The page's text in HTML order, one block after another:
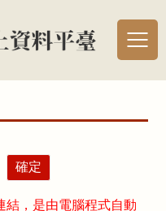
結，是由電腦程式自動